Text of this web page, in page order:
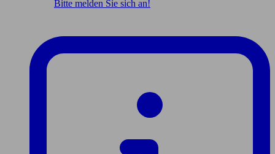
Bitte melden Sie sich an!